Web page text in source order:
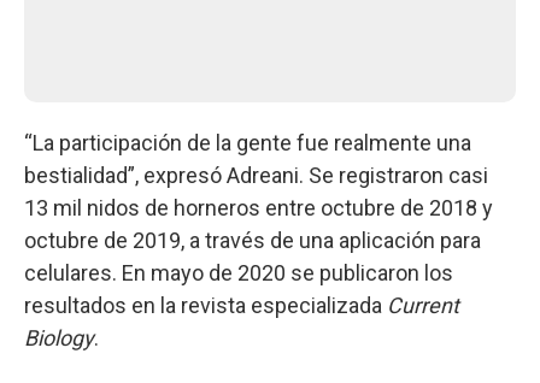
“La participación de la gente fue realmente una
bestialidad”, expresó Adreani. Se registraron casi
13 mil nidos de horneros entre octubre de 2018 y
octubre de 2019, a través de una aplicación para
celulares. En mayo de 2020 se publicaron los
resultados en la revista especializada Current
Biology.